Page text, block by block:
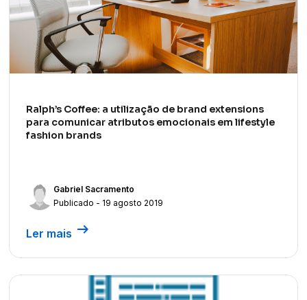
Ralph’s Coffee: a utilização de brand extensions
para comunicar atributos emocionais em lifestyle
fashion brands
Gabriel Sacramento
Publicado - 19 agosto 2019
Ler mais arrow_right_alt